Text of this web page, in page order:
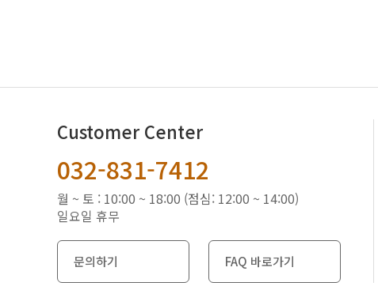
Customer Center
032-831-7412
월 ~ 토 : 10:00 ~ 18:00 (점심: 12:00 ~ 14:00)
일요일 휴무
문의하기 FAQ 바로가기